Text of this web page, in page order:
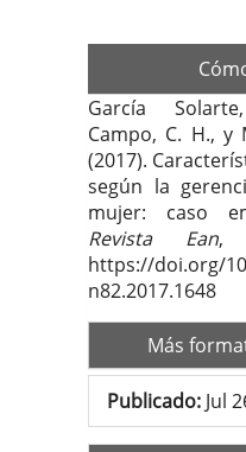
García
Campo, C. H., y
(2017).
según la
mujer: caso
Revista Ean,
https://doi.org/
n82.2017.1648
Más
Publicado: Jul